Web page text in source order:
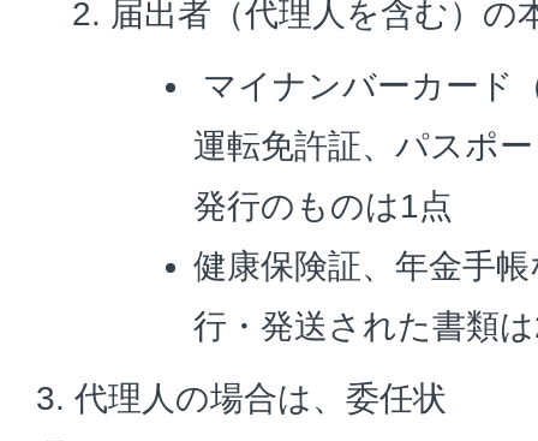
届出者（代理人を含む）の
マイナンバーカード
運転免許証、パスポ
発行のものは1点
健康保険証、年金手
行・発送された書類
3. 代理人の場合は、委任状